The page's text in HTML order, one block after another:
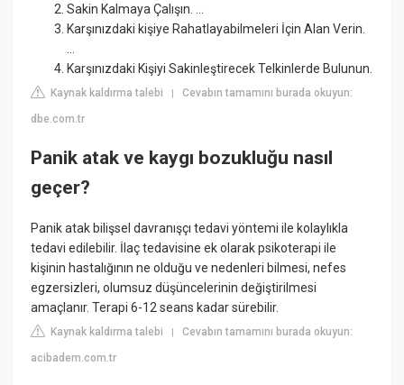
Sakin Kalmaya Çalışın. ...
Karşınızdaki kişiye Rahatlayabilmeleri İçin Alan Verin.
Karşınızdaki Kişiyi Sakinleştirecek Telkinlerde Bulunun.
Kaynak kaldırma talebi |Cevabın tamamını burada okuyun:
dbe.com.tr
Panik atak ve kaygı bozukluğu nasıl
geçer?
Panik atak bilişsel davranışçı tedavi yöntemi ile kolaylıkla
tedavi edilebilir. İlaç tedavisine ek olarak psikoterapi ile
kişinin hastalığının ne olduğu ve nedenleri bilmesi, nefes
egzersizleri, olumsuz düşüncelerinin değiştirilmesi
amaçlanır. Terapi 6-12 seans kadar sürebilir.
Kaynak kaldırma talebi |Cevabın tamamını burada okuyun:
acibadem.com.tr